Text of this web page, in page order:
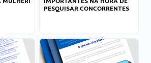
PESQUISAR CONCORRENTES